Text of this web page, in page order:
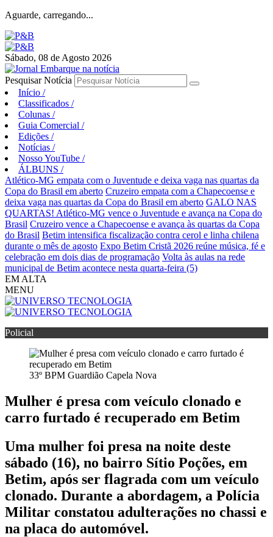
Aguarde, carregando...
Sábado, 08 de Agosto 2026
Pesquisar Notícia
Início /
Classificados /
Colunas /
Guia Comercial /
Edições /
Notícias /
Nosso YouTube /
ÁLBUNS /
Atlético-MG empata com o Juventude e deixa vaga nas quartas da
Copa do Brasil em aberto Cruzeiro empata com a Chapecoense e
deixa vaga nas quartas da Copa do Brasil em aberto GALO NAS
QUARTAS! Atlético-MG vence o Juventude e avança na Copa do
Brasil Cruzeiro vence a Chapecoense e avança às quartas da Copa
do Brasil Betim intensifica fiscalização contra cerol e linha chilena
durante o mês de agosto Expo Betim Cristã 2026 reúne música, fé e
celebração em dois dias de programação Volta às aulas na rede
municipal de Betim acontece nesta quarta-feira (5)
EM ALTA
MENU
Policial
33º BPM Guardião Capela Nova
Mulher é presa com veículo clonado e
carro furtado é recuperado em Betim
Uma mulher foi presa na noite deste
sábado (16), no bairro Sítio Poções, em
Betim, após ser flagrada com um veículo
clonado. Durante a abordagem, a Polícia
Militar constatou adulterações no chassi e
na placa do automóvel.